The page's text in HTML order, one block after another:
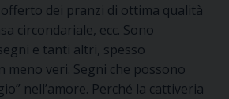
dei pranzi di ottima qualità
circondariale, ecc. Sono
e tanti altri, spesso
meno veri. Segni che possono
nell’amore. Perché la cattiveria